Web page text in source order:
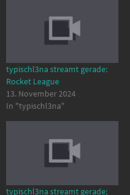
typischl3na streamt gerade:
Rocket League
13. November 2024
In "typischl3na"
typischl3na streamt gerade: